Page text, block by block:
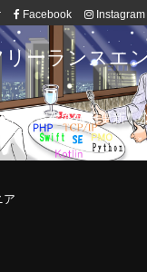
Facebook Instagram
リーランスエ
向け案件を毎日更新！
す。
ア